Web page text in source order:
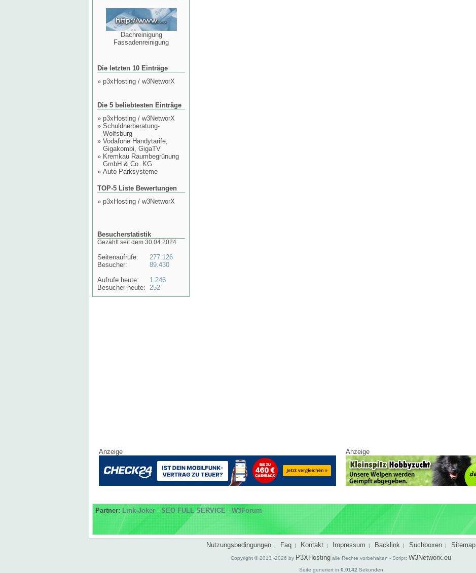
Dachreinigung
Fassadenreinigung
Die letzten 10 Einträge
» p3xHosting / w3NetworX
Die 5 beliebtesten Einträge
» p3xHosting / w3NetworX
» Schuldnerberatung-
Wolfsburg
» Vodafone Handytarife,
Gigakombi, GigaTV
» Kremkau Raumbegrünung
GmbH & Co. KG
» Auto Parksysteme
TOP-5 Liste Bewertungen
» p3xHosting / w3NetworX
Besucherstatistik
Gezählt seit dem 30.04.2024
Seitenaufrufe:
Besucher:
Aufrufe heute:
Besucher heute:
277.126
89.430
1.246
252
Anzeige Anzeige
Partner: Link-Joker - SEO FULL SERVICE - W3Forum
Nutzungsbedingungen | Faq | Kontakt | Impressum | Backlink | Suchboxen | Sitemap
Copyright © 2013 -2026 by P3XHosting alle Rechte vorbehalten - Script: W3Networx.eu
Seite generiert in 0.0142 Sekunden